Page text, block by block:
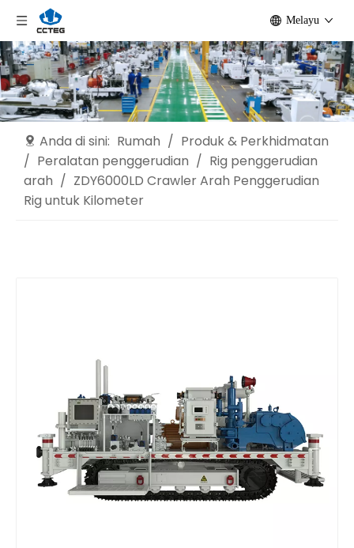
Melayu
Anda di sini: Rumah / Produk & Perkhidmatan
/ Peralatan penggerudian / Rig penggerudian
arah / ZDY6000LD Crawler Arah Penggerudian
Rig untuk Kilometer